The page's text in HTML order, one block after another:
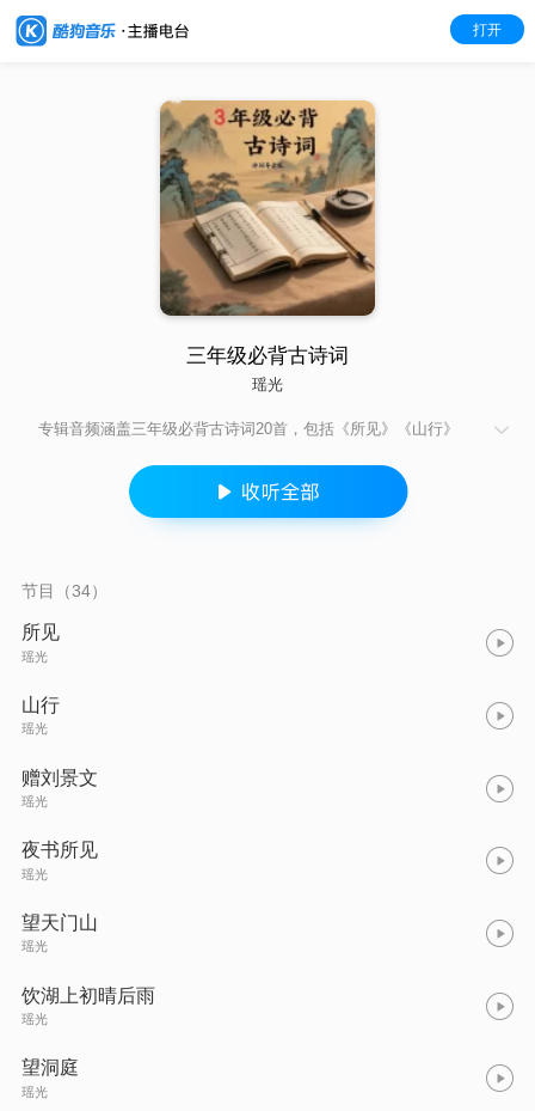
打开
三年级必背古诗词
瑶光
专辑音频涵盖三年级必背古诗词20首，包括《所见》《山行》
轻快的方式进行诵读，让孩子在反复吟诵中学习大语文，提高语
文素养，为终身发展奠基，使古诗词对孩子的教育和滋养伴随一
节目（34）
所见
瑶光
山行
瑶光
赠刘景文
瑶光
夜书所见
瑶光
望天门山
瑶光
饮湖上初晴后雨
瑶光
望洞庭
瑶光